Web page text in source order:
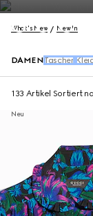
What's New New In
DAMEN Taschen
133 Artikel Sortiert
Neu